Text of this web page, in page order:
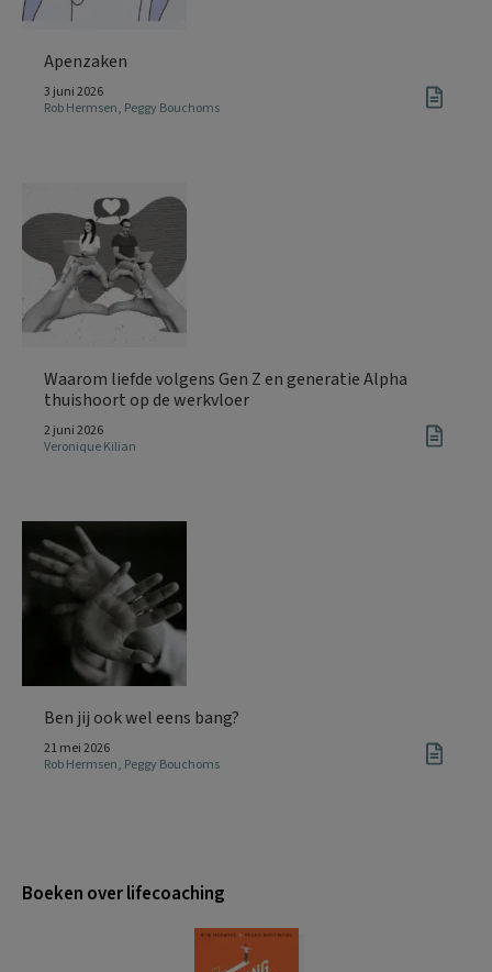
Apenzaken
3 juni 2026
Rob Hermsen, Peggy Bouchoms
Waarom liefde volgens Gen Z en generatie Alpha
thuishoort op de werkvloer
2 juni 2026
Veronique Kilian
Ben jij ook wel eens bang?
21 mei 2026
Rob Hermsen, Peggy Bouchoms
Boeken over lifecoaching